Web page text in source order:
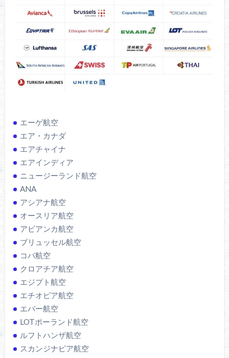
エーゲ航空
エア・カナダ
エアチャイナ
エアインディア
ニュージーランド航空
ANA
アシアナ航空
オースリア航空
アビアンカ航空
ブリュッセル航空
コパ航空
クロアチア航空
エジプト航空
エチオピア航空
エバー航空
LOTポーランド航空
ルフトハンザ航空
スカンジナビア航空